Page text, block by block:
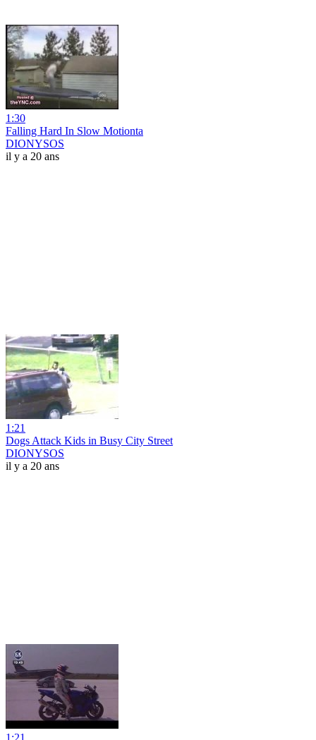
1:30
Falling Hard In Slow Motionta
DIONYSOS
il y a 20 ans
1:21
Dogs Attack Kids in Busy City Street
DIONYSOS
il y a 20 ans